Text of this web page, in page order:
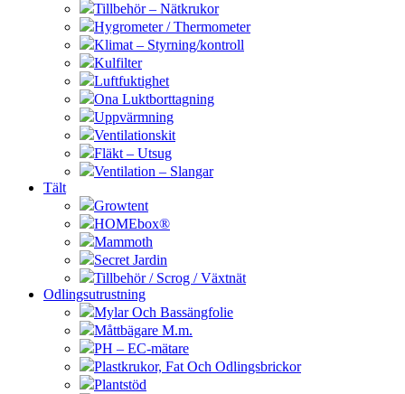
Tillbehör – Nätkrukor
Hygrometer / Thermometer
Klimat – Styrning/kontroll
Kulfilter
Luftfuktighet
Ona Luktborttagning
Uppvärmning
Ventilationskit
Fläkt – Utsug
Ventilation – Slangar
Tält
Growtent
HOMEbox®
Mammoth
Secret Jardin
Tillbehör / Scrog / Växtnät
Odlingsutrustning
Mylar Och Bassängfolie
Måttbägare M.m.
PH – EC-mätare
Plastkrukor, Fat Och Odlingsbrickor
Plantstöd